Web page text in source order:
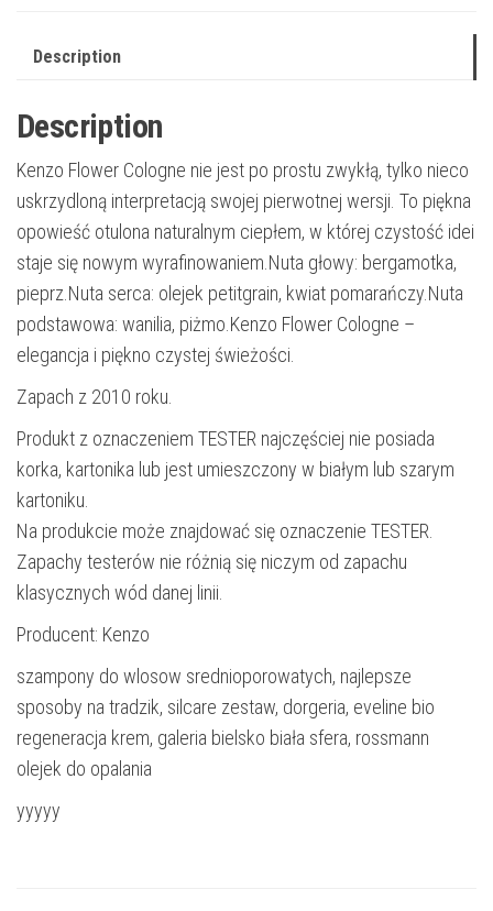
Description
Description
Kenzo Flower Cologne nie jest po prostu zwykłą, tylko nieco
uskrzydloną interpretacją swojej pierwotnej wersji. To piękna
opowieść otulona naturalnym ciepłem, w której czystość idei
staje się nowym wyrafinowaniem.Nuta głowy: bergamotka,
pieprz.Nuta serca: olejek petitgrain, kwiat pomarańczy.Nuta
podstawowa: wanilia, piżmo.Kenzo Flower Cologne –
elegancja i piękno czystej świeżości.
Zapach z 2010 roku.
Produkt z oznaczeniem TESTER najczęściej nie posiada
korka, kartonika lub jest umieszczony w białym lub szarym
kartoniku.
Na produkcie może znajdować się oznaczenie TESTER.
Zapachy testerów nie różnią się niczym od zapachu
klasycznych wód danej linii.
Producent: Kenzo
szampony do wlosow srednioporowatych, najlepsze
sposoby na tradzik, silcare zestaw, dorgeria, eveline bio
regeneracja krem, galeria bielsko biała sfera, rossmann
olejek do opalania
yyyyy